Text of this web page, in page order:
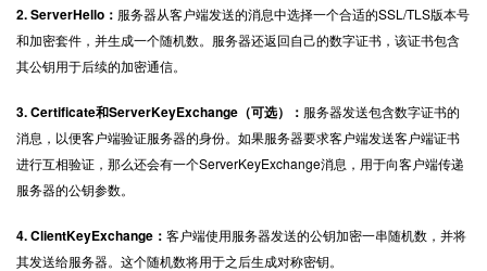
2. ServerHello： 服务器从客户端发送的消息中选择一个合适的SSL/TLS版本号
和加密套件，并生成一个随机数。服务器还返回自己的数字证书，该证书包含
其公钥用于后续的加密通信。
3. Certificate和ServerKeyExchange（可选）： 服务器发送包含数字证书的
消息，以便客户端验证服务器的身份。如果服务器要求客户端发送客户端证书
进行互相验证，那么还会有一个ServerKeyExchange消息，用于向客户端传递
服务器的公钥参数。
4. ClientKeyExchange： 客户端使用服务器发送的公钥加密一串随机数，并将
其发送给服务器。这个随机数将用于之后生成对称密钥。